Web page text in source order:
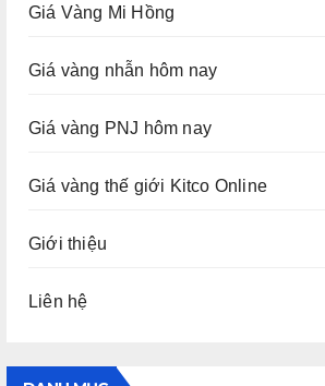
Giá Vàng Mi Hồng
Giá vàng nhẫn hôm nay
Giá vàng PNJ hôm nay
Giá vàng thế giới Kitco Online
Giới thiệu
Liên hệ